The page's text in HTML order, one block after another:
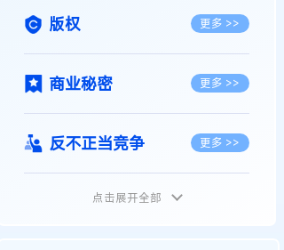
版权 更多 >>
商业秘密 更多 >>
反不正当竞争 更多 >>
植物新品种点击展开全部